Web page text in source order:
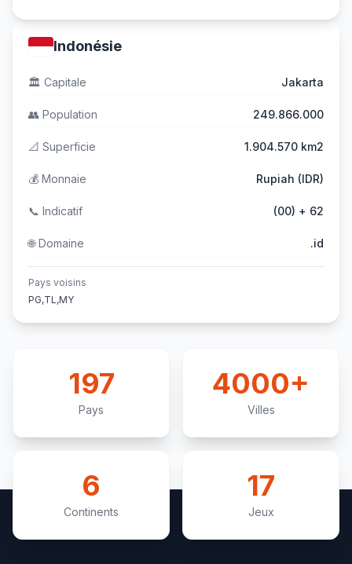
Indonésie
🏛️ Capitale Jakarta
👥 Population 249.866.000
📐 Superficie 1.904.570 km2
💰 Monnaie Rupiah (IDR)
📞 Indicatif (00) + 62
🌐Domaine .id
Pays voisins
PG,TL,MY
197
Pays
4000+
Villes
6
Continents
17
Jeux